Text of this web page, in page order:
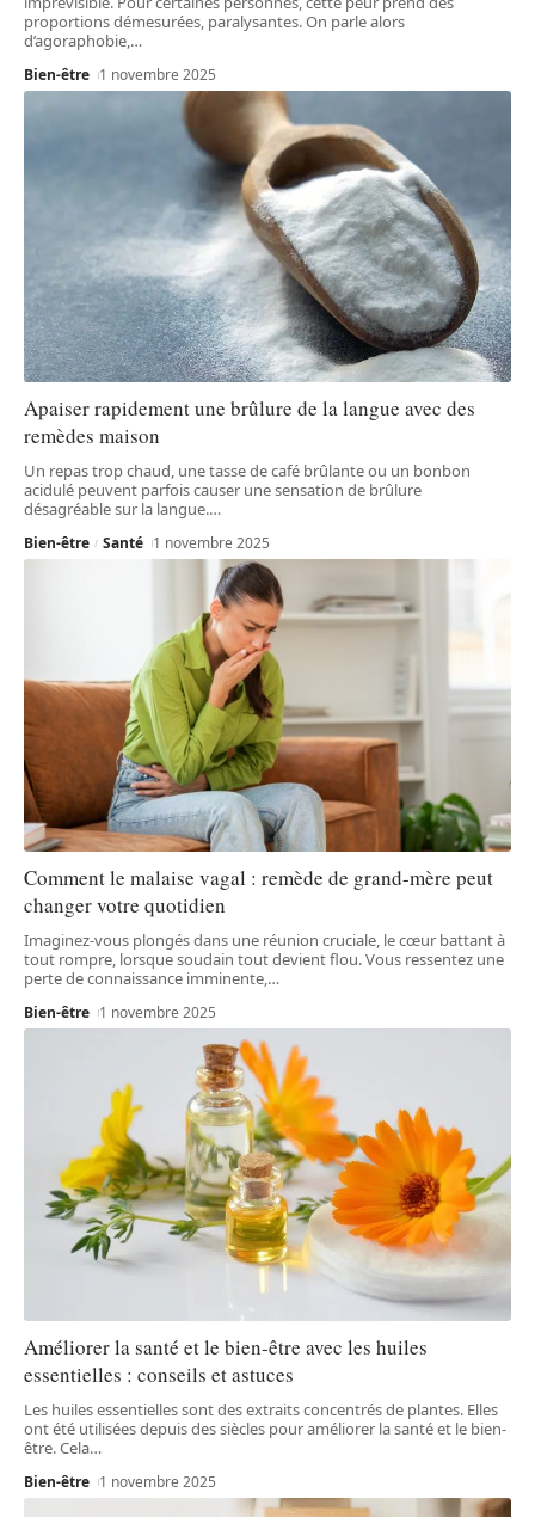
proportions démesurées, paralysantes. On parle alors
d’agoraphobie, …
Bien-être 1 novembre 2025
Apaiser rapidement une brûlure de la langue avec des
remèdes maison
Un repas trop chaud, une tasse de café brûlante ou un bonbon
acidulé peuvent parfois causer une sensation de brûlure
désagréable sur la langue.…
Bien-être Santé 1 novembre 2025
Comment le malaise vagal : remède de grand-mère peut
changer votre quotidien
Imaginez-vous plongés dans une réunion cruciale, le cœur battant à
tout rompre, lorsque soudain tout devient flou. Vous ressentez une
perte de connaissance imminente,…
Bien-être 1 novembre 2025
Améliorer la santé et le bien-être avec les huiles
essentielles : conseils et astuces
Les huiles essentielles sont des extraits concentrés de plantes. Elles
ont été utilisées depuis des siècles pour améliorer la santé et le bien-
être. Cela…
Bien-être 1 novembre 2025